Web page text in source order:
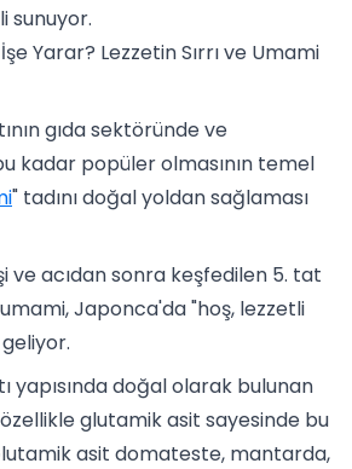
sunuyor.
Yarar? Lezzetin Sırrı ve Umami
gıda sektöründe ve
kadar popüler olmasının temel
" tadını doğal yoldan sağlaması
ve acıdan sonra keşfedilen 5. tat
Japonca'da "hoş, lezzetli
yapısında doğal olarak bulunan
glutamik asit sayesinde bu
asit domateste, mantarda,